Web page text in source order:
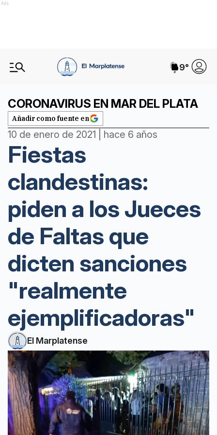
Ads
9°
CORONAVIRUS EN MAR DEL PLATA
Añadir como fuente en
10 de enero de 2021 | hace 6 años
Fiestas
clandestinas:
piden a los Jueces
de Faltas que
dicten sanciones
"realmente
ejemplificadoras"
El Marplatense